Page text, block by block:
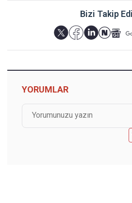
Bizi Takip
YORUMLAR